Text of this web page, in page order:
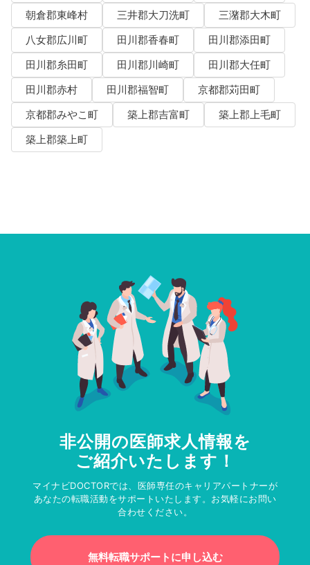
朝倉郡東峰村
三井郡大刀洗町
三潴郡大木町
八女郡広川町
田川郡香春町
田川郡添田町
田川郡糸田町
田川郡川崎町
田川郡大任町
田川郡赤村
田川郡福智町
京都郡苅田町
京都郡みやこ町
築上郡吉富町
築上郡上毛町
築上郡築上町
非公開の医師求人情報を
ご紹介いたします！
マイナビDOCTORでは、医師専任のキャリアパートナーが
あなたの転職活動をサポートいたします。お気軽にお問い
合わせください。
無料転職サポートに申し込む